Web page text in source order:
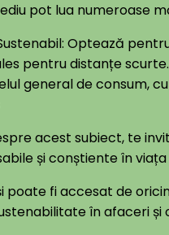
pot lua numeroase
Optează
pentru distanțe scurte.
general de
acest subiect, te
și conștiente în viața
poate fi accesat de
în afaceri și